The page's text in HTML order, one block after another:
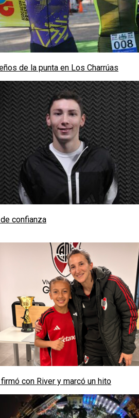
de la punta en Los Charrúas
confianza
con River y marcó un hito